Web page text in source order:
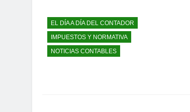
EL DÍA A DÍA DEL CONTADOR
IMPUESTOS Y NORMATIVA
NOTICIAS CONTABLES